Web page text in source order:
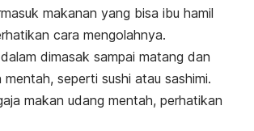
makanan yang bisa ibu hamil
cara mengolahnya.
dimasak sampai matang dan
mentah, seperti sushi atau sashimi.
makan udang mentah, perhatikan